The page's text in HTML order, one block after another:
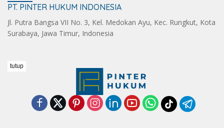
PT. PINTER HUKUM INDONESIA
Jl. Putra Bangsa VII No. 3, Kel. Medokan Ayu, Kec. Rungkut, Kota
Surabaya, Jawa Timur, Indonesia
tutup